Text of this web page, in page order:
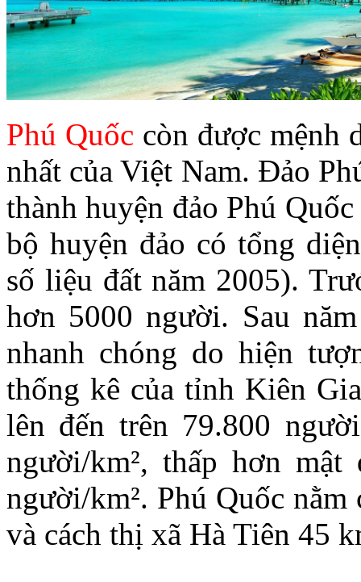
Phú Quốc còn được mệnh
nhất của Việt Nam. Đảo
thành huyện đảo Phú
bộ huyện đảo có tổng
số liệu đất năm 2005).
hơn 5000 người. Sau
nhanh chóng do hiện
thống kê của tỉnh Kiên
lên đến trên 79.800
người/km², thấp hơn
người/km². Phú Quốc
và cách thị xã Hà Tiên 45